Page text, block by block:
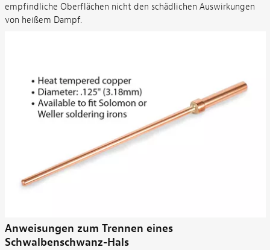
empfindliche Oberflächen nicht den schädlichen Auswirkungen
von heißem Dampf.
Anweisungen zum Trennen eines
Schwalbenschwanz-Hals